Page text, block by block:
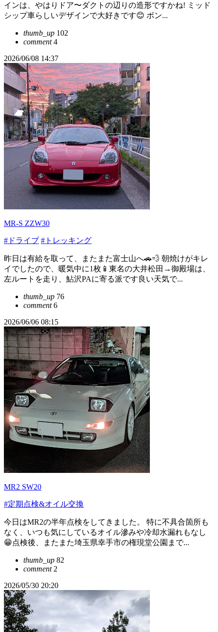
インは、やはりドア〜ダクトの辺りの造形ですかね! ミッド
シップ車らしいデザインで大好きです😊 ボン...
thumb_up 102
comment4
2026/06/08 14:37
MR-S ZZW30
#ドライブ #トレッキング
昨日は有給を取って、またまた富士山へ🚗💨 朝焼けがキレ
イでしたので、暖気中に1枚📱東名の大井松田→御殿場は、
左ルートを走り、鮎沢PAに寄る派です良い天気で...
thumb_up 76
comment6
2026/06/06 08:15
MR2 SW20
#定期点検&オイル交換
今日はMR2の半年点検をしてきました。 特に不具合箇所も
なく、いつも気にしているオイル滲みや冷却水漏れもなし
😁点検後、またまた埼玉県幸手市の権現堂公園まで...
thumb_up 82
comment2
2026/05/30 20:20